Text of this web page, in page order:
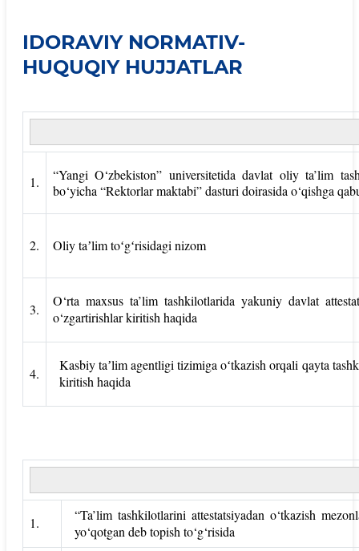
IDORAVIY NORMATIV-
HUQUQIY HUJJATLAR
1.
“Yangi O‘zbekiston” universitetida davlat oliy ta’lim
bo‘yicha “Rektorlar maktabi” dasturi doirasida o‘qishga
2. Oliy taʼlim toʻgʻrisidagi nizom
3.
O‘rta maxsus ta’lim tashkilotlarida yakuniy davlat
o‘zgartirishlarkiritish haqida
4.
Kasbiy taʼlim agentligi tizimiga oʻtkazish orqali qayta
kiritish haqida
1.
“Ta’lim tashkilotlarini attestatsiyadan o‘tkazish
yo‘qotgan deb topish to‘g‘risida